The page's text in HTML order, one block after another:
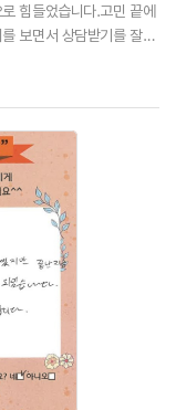
힘들었습니다.고민 끝에
보면서 상담받기를 잘한